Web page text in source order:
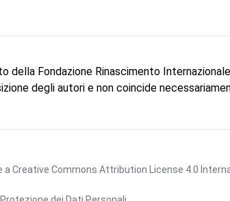
della Fondazione Rinascimento
degli autori e non coincide
a Creative Commons Attribution License 4.0